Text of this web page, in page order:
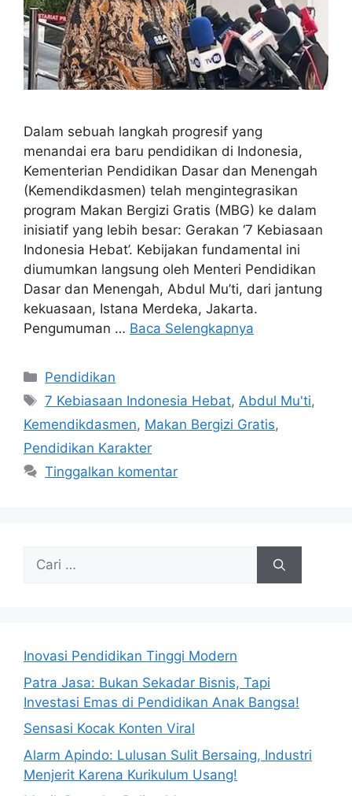
Dalam sebuah langkah progresif yang
menandai era baru pendidikan di Indonesia,
Kementerian Pendidikan Dasar dan Menengah
(Kemendikdasmen) telah mengintegrasikan
program Makan Bergizi Gratis (MBG) ke dalam
inisiatif yang lebih besar: Gerakan ‘7 Kebiasaan
Indonesia Hebat’. Kebijakan fundamental ini
diumumkan langsung oleh Menteri Pendidikan
Dasar dan Menengah, Abdul Mu’ti, dari jantung
kekuasaan, Istana Merdeka, Jakarta.
Pengumuman … Baca Selengkapnya
Kategori
Pendidikan
Tag
7 Kebiasaan Indonesia Hebat,Abdul Mu'ti,
Kemendikdasmen, Makan Bergizi Gratis,
Pendidikan Karakter
Tinggalkan komentar
Cari
Inovasi Pendidikan Tinggi Modern
Patra Jasa: Bukan Sekadar Bisnis, Tapi
Investasi Emas di Pendidikan Anak Bangsa!
Sensasi Kocak Konten Viral
Alarm Apindo: Lulusan Sulit Bersaing, Industri
Menjerit Karena Kurikulum Usang!